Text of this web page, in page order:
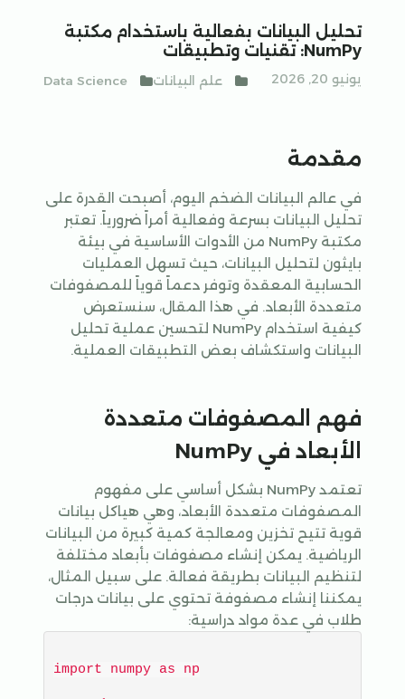
تحليل البيانات بفعالية باستخدام مكتبة
NumPy: تقنيات وتطبيقات
يونيو 20, 2026 علم البيانات Data Science
مقدمة
في عالم البيانات الضخم اليوم، أصبحت القدرة على
تحليل البيانات بسرعة وفعالية أمراً ضرورياً. تعتبر
مكتبة NumPy من الأدوات الأساسية في بيئة
بايثون لتحليل البيانات، حيث تسهل العمليات
الحسابية المعقدة وتوفر دعماً قوياً للمصفوفات
متعددة الأبعاد. في هذا المقال، سنستعرض
كيفية استخدام NumPy لتحسين عملية تحليل
البيانات واستكشاف بعض التطبيقات العملية.
فهم المصفوفات متعددة
الأبعاد في NumPy
تعتمد NumPy بشكل أساسي على مفهوم
المصفوفات متعددة الأبعاد، وهي هياكل بيانات
قوية تتيح تخزين ومعالجة كمية كبيرة من البيانات
الرياضية. يمكن إنشاء مصفوفات بأبعاد مختلفة
لتنظيم البيانات بطريقة فعالة. على سبيل المثال،
يمكننا إنشاء مصفوفة تحتوي على بيانات درجات
طلاب في عدة مواد دراسية:
import numpy as np